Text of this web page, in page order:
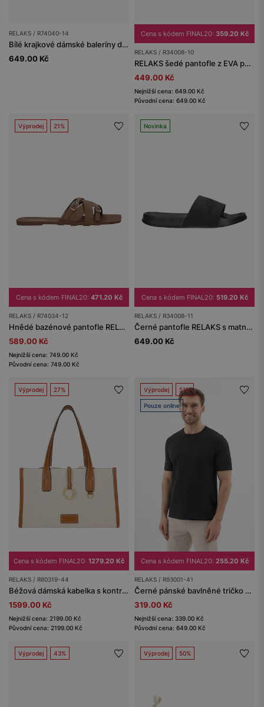
RELAKS / R74040-14
Bílé krajkové dámské baleríny do bazénu RELAKS
649.00 Kč
Cena s kódem FINAL20: 359.20 Kč
RELAKS / R34008-10
RELAKS šedé pantofle z EVA pěny
449.00 Kč
Nejnižší cena: 649.00 Kč
Původní cena: 649.00 Kč
Výprodej 21%
Cena s kódem FINAL20: 471.20 Kč
RELAKS / R74034-12
Hnědé bazénové pantofle RELAKS
589.00 Kč
Nejnižší cena: 749.00 Kč
Původní cena: 749.00 Kč
Novinka
Cena s kódem FINAL20: 519.20 Kč
RELAKS / R34008-11
Černé pantofle RELAKS s matnou úpravou
649.00 Kč
Výprodej 27%
Cena s kódem FINAL20: 1279.20 Kč
RELAKS / R80319-44
Béžová dámská kabelka s kontrastními vsadkami RELAKS
1599.00 Kč
Nejnižší cena: 2199.00 Kč
Původní cena: 2199.00 Kč
Výprodej 51%
Pouze online
Cena s kódem FINAL20: 255.20 Kč
RELAKS / R93001-41
Černé pánské bavlněné tričko RELAKS
319.00 Kč
Nejnižší cena: 339.00 Kč
Původní cena: 649.00 Kč
Výprodej 43% Výprodej 50%